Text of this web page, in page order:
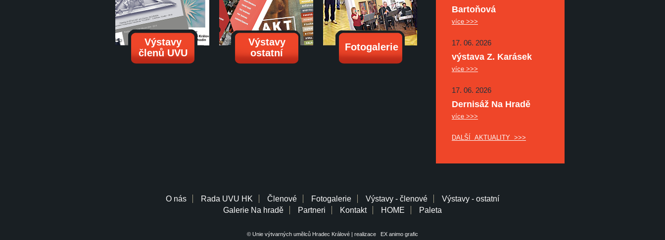
Výstavy
členů UVU
Výstavy
ostatní
Fotogalerie
Bartoňová
více >>>
17. 06. 2026
výstava Z. Karásek
více >>>
17. 06. 2026
Dernisáž Na Hradě
více >>>
DALŠÍ AKTUALITY >>>
O nás Rada UVU HK Členové Fotogalerie Výstavy - členové
Výstavy - ostatní
Galerie Na hradě
Partneri Kontakt HOME Paleta
© Unie výtvarných umělců Hradec Králové | realizace EX animo grafic